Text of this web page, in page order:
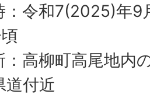
：令和7(2025)年9
：高柳町高尾地内
道付近